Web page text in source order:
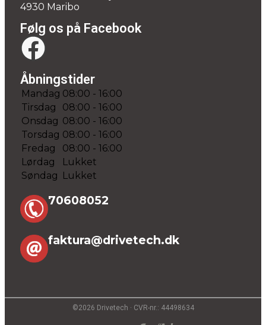
4930 Maribo
Følg os på Facebook
Åbningstider
Mandag 08:00 - 16:00
Tirsdag
08:00 - 16:00
Onsdag 08:00 - 16:00
Torsdag 08:00 - 16:00
Fredag
08:00 - 16:00
Lørdag
Lukket
Søndag
Lukket
70608052
faktura@drivetech.dk
©2026 Drivetech · CVR-nr.: 44498634